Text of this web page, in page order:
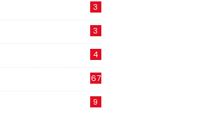
3
3
4
67
9